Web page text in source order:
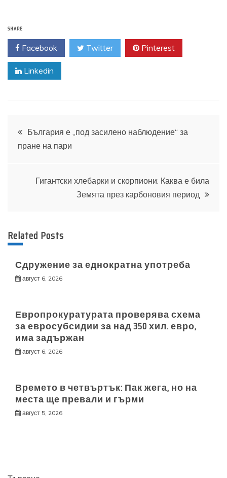
SHARE
Facebook Twitter Pinterest
Linkedin
Навигация
България е „под засилено наблюдение“ за
пране на пари
Гигантски хлебарки и скорпиони: Каква е била
Земята през карбоновия период
Related Posts
Сдружение за еднократна употреба
август 6, 2026
Европрокуратурата проверява схема
за евросубсидии за над 350 хил. евро,
има задържан
август 6, 2026
Времето в четвъртък: Пак жега, но на
места ще превали и гърми
август 5, 2026